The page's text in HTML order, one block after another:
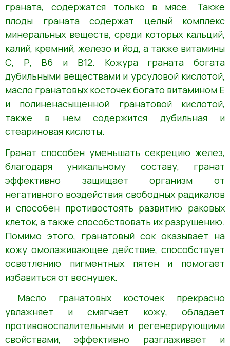
граната, содержатся только в мясе. Также
плоды граната содержат целый комплекс
минеральных веществ, среди которых кальций,
калий, кремний, железо и йод, а также витамины
С, Р, В6 и В12. Кожура граната богата
дубильными веществами и урсуловой кислотой,
масло гранатовых косточек богато витамином Е
и полиненасыщенной гранатовой кислотой,
также в нем содержится дубильная и
стеариновая кислоты.
Гранат способен уменьшать секрецию желез,
благодаря уникальному составу, гранат
эффективно защищает организм от
негативного воздействия свободных радикалов
и способен противостоять развитию раковых
клеток, а также способствовать их разрушению.
Помимо этого, гранатовый сок оказывает на
кожу омолаживающее действие, способствует
осветлению пигментных пятен и помогает
избавиться от веснушек.
Масло гранатовых косточек прекрасно
увлажняет и смягчает кожу, обладает
противовоспалительными и регенерирующими
свойствами, эффективно разглаживает и